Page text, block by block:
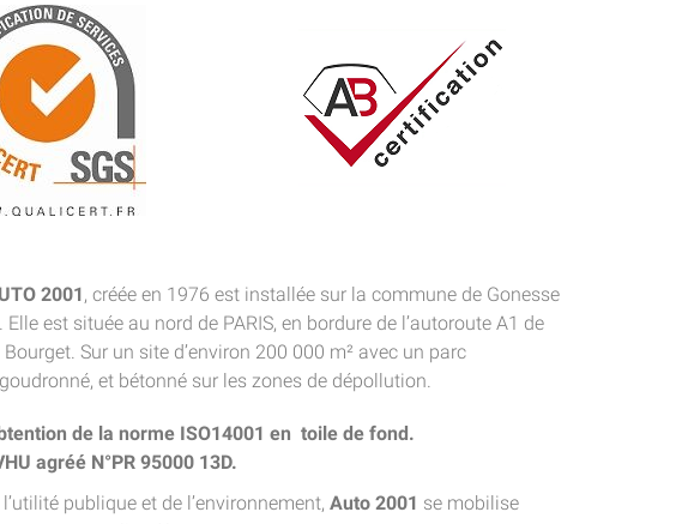
2001, créée en 1976 est installée sur la commune de Gonesse
est située au nord de PARIS, en bordure de l’autoroute A1 de
Bourget. Sur un site d’environ 200 000 m² avec un parc
et bétonné sur les zones de dépollution.
de la norme ISO14001 en toile de fond.
agréé N°PR 95000 13D.
publique et de l’environnement, Auto 2001 se mobilise